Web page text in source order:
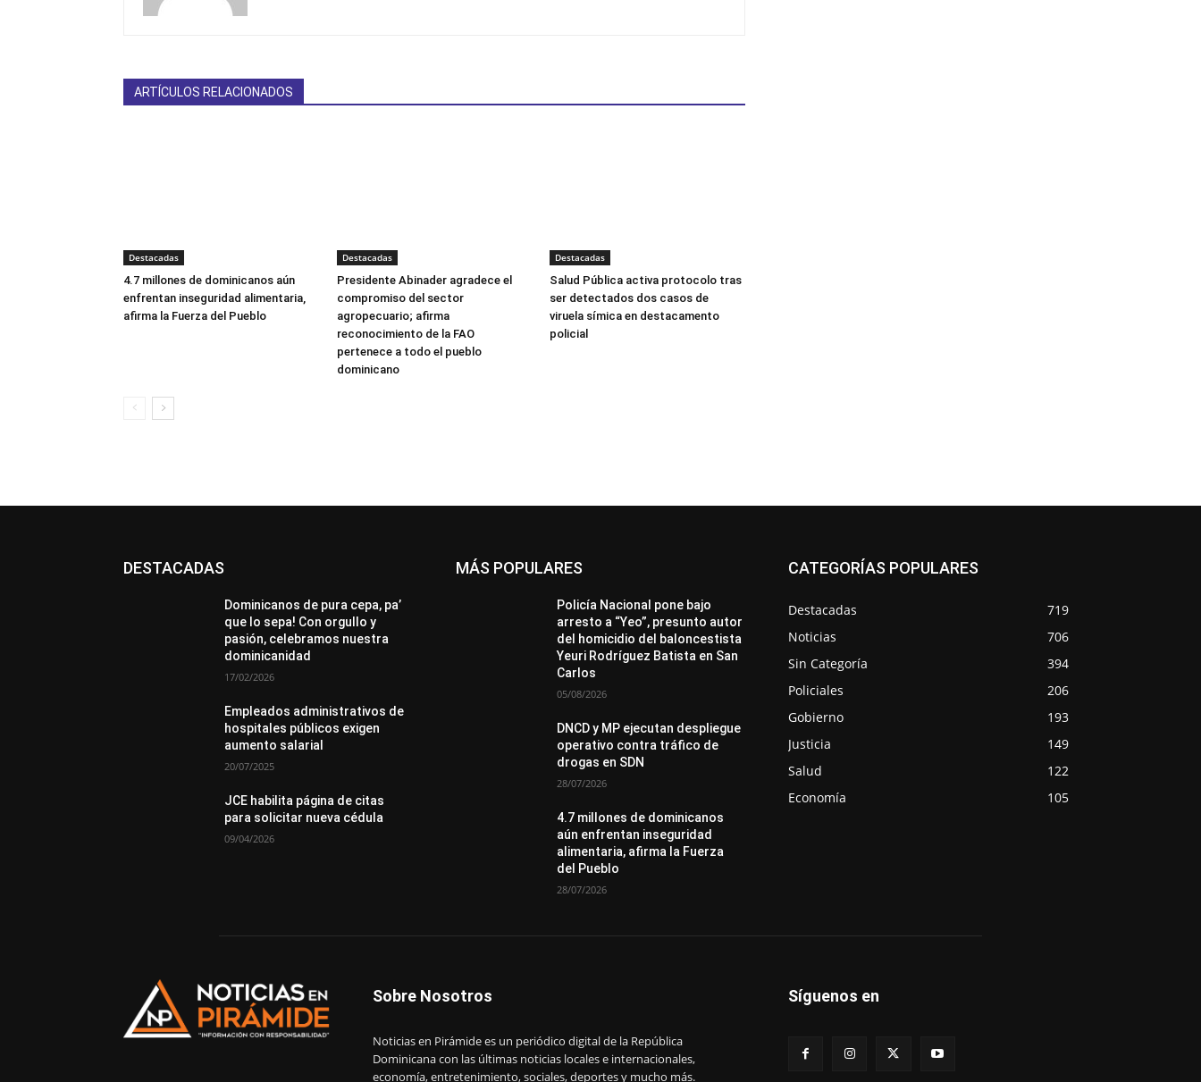
ARTÍCULOS RELACIONADOS
Destacadas
4.7 millones de dominicanos aún
enfrentan inseguridad alimentaria,
afirma la Fuerza del Pueblo
Destacadas
Presidente Abinader agradece el
compromiso del sector
agropecuario; afirma
reconocimiento de la FAO
pertenece a todo el pueblo
dominicano
Destacadas
Salud Pública activa protocolo tras
ser detectados dos casos de
viruela símica en destacamento
policial
DESTACADAS
All Destacado
Dominicanos de pura cepa, pa’
que lo sepa! Con orgullo y
pasión, celebramos nuestra
dominicanidad
17/02/2026
Empleados administrativos de
hospitales públicos exigen
aumento salarial
20/07/2025
JCE habilita página de citas
para solicitar nueva cédula
09/04/2026
MÁS POPULARES
All Destacado
Policía Nacional pone bajo
arresto a “Yeo”, presunto autor
del homicidio del baloncestista
Yeuri Rodríguez Batista en San
Carlos
05/08/2026
DNCD y MP ejecutan despliegue
operativo contra tráfico de
drogas en SDN
28/07/2026
4.7 millones de dominicanos
aún enfrentan inseguridad
alimentaria, afirma la Fuerza
del Pueblo
28/07/2026
CATEGORÍAS POPULARES
Destacadas
719
Noticias
706
Sin Categoría
394
Policiales
206
Gobierno
193
Justicia
149
Salud
122
Economía
105
Sobre Nosotros
Noticias en Pirámide es un periódico digital de la República
Dominicana con las últimas noticias locales e internacionales,
economía, entretenimiento, sociales, deportes y mucho más.
Síguenos en